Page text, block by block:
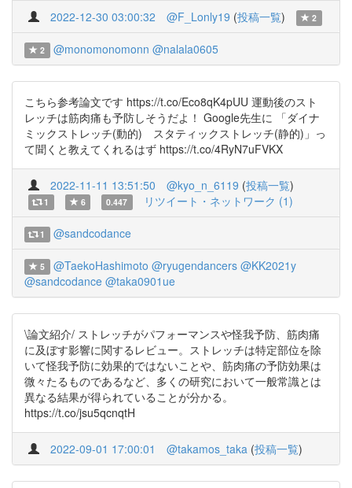
2022-12-30 03:00:32 @F_Lonly19 (投稿一覧) 2
2 @monomonomonn @nalala0605
こちら参考論文です https://t.co/Eco8qK4pUU 運動後のスト
レッチは筋肉痛も予防しそうだよ！ Google先生に 「ダイナ
ミックストレッチ(動的) スタティックストレッチ(静的)」っ
て聞くと教えてくれるはず https://t.co/4RyN7uFVKX
2022-11-11 13:51:50 @kyo_n_6119 (投稿一覧)
1 6 0.447 リツイート・ネットワーク (1)
1 @sandcodance
5 @TaekoHashimoto @ryugendancers @KK2021y
@sandcodance @taka0901ue
\論文紹介/ ストレッチがパフォーマンスや怪我予防、筋肉痛
に及ぼす影響に関するレビュー。ストレッチは特定部位を除
いて怪我予防に効果的ではないことや、筋肉痛の予防効果は
微々たるものであるなど、多くの研究において一般常識とは
異なる結果が得られていることが分かる。
https://t.co/jsu5qcnqtH
2022-09-01 17:00:01 @takamos_taka (投稿一覧)